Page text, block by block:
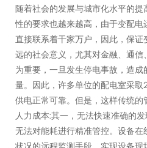
随着社会的发展与城市化水平的
性的要求也越来越高，由于变配电
直接联系着干家万户，因此，保
远的社会意义，尤其对金融、通
为重要，一旦发生停电事故，造
量。因此，许多单位的配电室采
供电正常可靠。但是，这样传统
人力成本:其一，无法快速准确的
无法对能耗进行精准管控。设备